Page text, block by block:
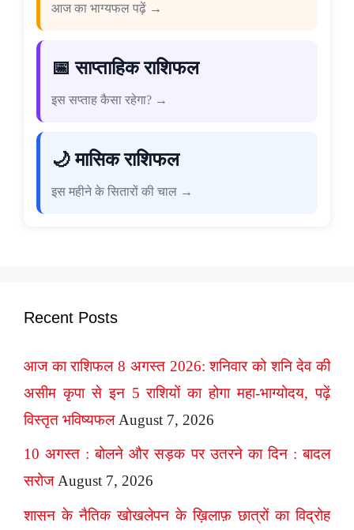
आज का भाग्यफल पढ़ें →
📅 साप्ताहिक राशिफल
इस सप्ताह कैसा रहेगा? →
🌙 मासिक राशिफल
इस महीने के सितारों की चाल →
Recent Posts
आज का राशिफल 8 अगस्त 2026: शनिवार को शनि देव की
असीम कृपा से इन 5 राशियों का होगा महा-भाग्योदय, पढ़ें
विस्तृत भविष्यफल August 7, 2026
10 अगस्त : बोलने और सड़क पर उतरने का दिन : बादल
सरोज August 7, 2026
शासन के नैतिक खोखलेपन के ख़िलाफ़ छात्रों का विद्रोह